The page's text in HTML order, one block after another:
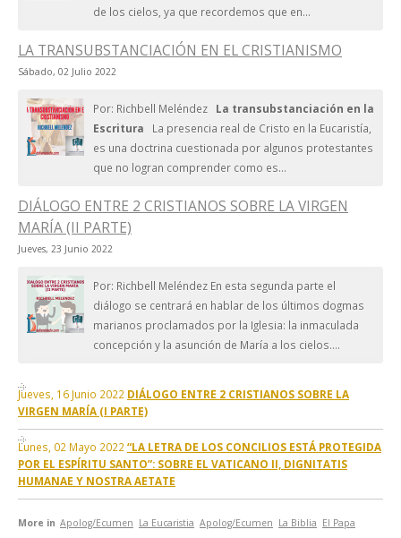
de los cielos, ya que recordemos que en...
LA TRANSUBSTANCIACIÓN EN EL CRISTIANISMO
Sábado, 02 Julio 2022
Por: Richbell Meléndez La transubstanciación en la
Escritura La presencia real de Cristo en la Eucaristía,
es una doctrina cuestionada por algunos protestantes
que no logran comprender como es...
DIÁLOGO ENTRE 2 CRISTIANOS SOBRE LA VIRGEN
MARÍA (II PARTE)
Jueves, 23 Junio 2022
Por: Richbell Meléndez En esta segunda parte el
diálogo se centrará en hablar de los últimos dogmas
marianos proclamados por la Iglesia: la inmaculada
concepción y la asunción de María a los cielos....
Jueves, 16 Junio 2022 DIÁLOGO ENTRE 2 CRISTIANOS SOBRE LA
VIRGEN MARÍA (I PARTE)
Lunes, 02 Mayo 2022 “LA LETRA DE LOS CONCILIOS ESTÁ PROTEGIDA
POR EL ESPÍRITU SANTO”: SOBRE EL VATICANO II, DIGNITATIS
HUMANAE Y NOSTRA AETATE
More in Apolog/Ecumen La Eucaristia Apolog/Ecumen La Biblia El Papa